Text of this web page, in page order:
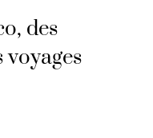
des
voyages